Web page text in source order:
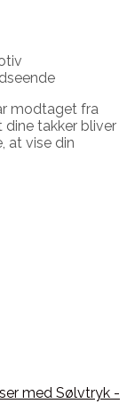
modtaget fra
dine takker bliver
at vise din